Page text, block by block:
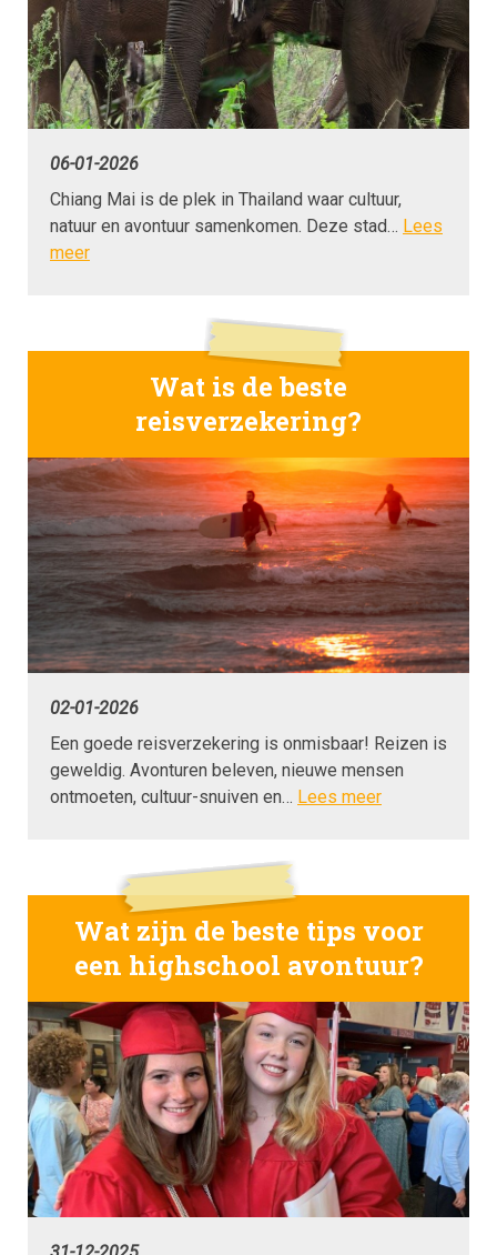
06-01-2026
Chiang Mai is de plek in Thailand waar cultuur,
natuur en avontuur samenkomen. Deze stad… Lees
meer
Wat is de beste
reisverzekering?
02-01-2026
Een goede reisverzekering is onmisbaar! Reizen is
geweldig. Avonturen beleven, nieuwe mensen
ontmoeten, cultuur-snuiven en… Lees meer
Wat zijn de beste tips voor
een highschool avontuur?